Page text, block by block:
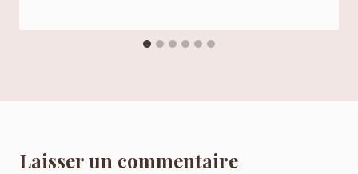
Laisser un commentaire